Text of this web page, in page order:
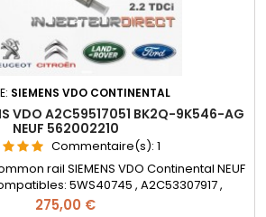
SIEMENS VDO CONTINENTAL
VDO A2C59517051 BK2Q-9K546-AG
NEUF 562002210
Commentaire(s): 1
rail SIEMENS VDO Continental NEUF
5WS40745 , A2C53307917 ,
, BK2Q-9K546-AG , BK2Q9K546AG ,
Prix
275,00 €